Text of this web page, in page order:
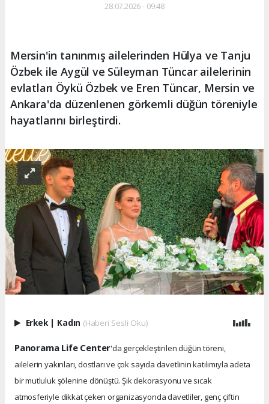
28.07.2026 - 09:48
Mersin'in tanınmış ailelerinden Hülya ve Tanju
Özbek ile Aygül ve Süleyman Tüncar ailelerinin
evlatları Öykü Özbek ve Eren Tüncar, Mersin ve
Ankara'da düzenlenen görkemli düğün töreniyle
hayatlarını birleştirdi.
Erkek | Kadın (Haberi Sesli Oku)
Panorama Life Center'da gerçekleştirilen düğün töreni,
ailelerin yakınları, dostları ve çok sayıda davetlinin katılımıyla adeta
bir mutluluk şölenine dönüştü. Şık dekorasyonu ve sıcak
atmosferiyle dikkat çeken organizasyonda davetliler, genç çiftin